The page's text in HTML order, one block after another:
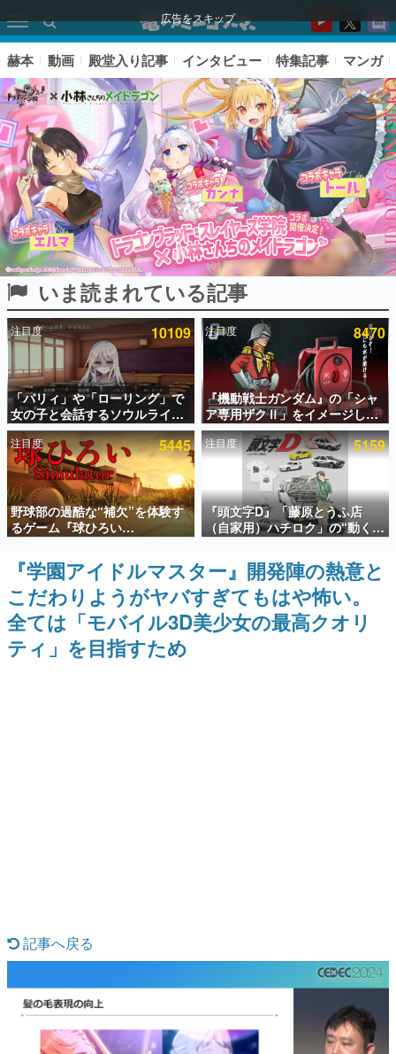
広告をスキップ
ピックアップ
電ファミのいま読まれている記事ランキング
アプリセール情報
インタビュー
連載・特集一覧
殿堂入り記事
SNS拡散数が数千以上！ ページビュー数万以上！ などな
ど。多くの人々に読まれた、電ファミ渾身の“殿堂入り”記
事をまとめました。
ゲームの企画書
名作ゲームクリエイターの方々に製作時のエピソードをお
聞きし、ヒットする企画（ゲーム）とは何か？を探ってい
きます。
赫本
この物語を解いてはいけない。『赫本』は、〈試験問題〉
なんでゲームは面白い？
ゲーム開発者・hamatsu氏がゲームの魅力を画面や操作の
具体的な形から解き明かしていく、硬派で骨太な評論連載
です。
赫本 動画 殿堂入り記事 インタビュー 特集記事 マンガ
いま読まれている記事
注目度 10109
「パリィ」や「ローリング」で
女の子と会話するソウルライク
恋愛ゲーム『小早川さんはソウ
ルライク』無料公開。返事に失
敗すると「YOU DIED」
注目度 8470
『機動戦士ガンダム』の「シャ
ア専用ザクⅡ」をイメージした
散水ホースリールが予約開始。
本体にはシャアのパーソナルマ
ークやジオン公国軍のエンブレ
ム、型式番号などを配置
注目度 5445
野球部の過酷な“補欠”を体験す
るゲーム『球ひろい
Simulator』が「1件」のウィッ
シュリストをもとにチェコ語に
対応しSNSで話題に。『キング
ダム・カム』開発元やチェコの
プロ野球選手から称賛の声
注目度 5159
『頭文字D』「藤原とうふ店
（自家用）ハチロク」の“動くテ
ィッシュケース”が買えるポップ
アップショップが開催へ。マン
ガの舞台である群馬の「イオン
モール高崎」にて、8月11日か
ら8月20日までの期間限定で開
催予定
『学園アイドルマスター』開発陣の熱意と
こだわりようがヤバすぎてもはや怖い。
全ては「モバイル3D美少女の最高クオリ
ティ」を目指すため
記事へ戻る